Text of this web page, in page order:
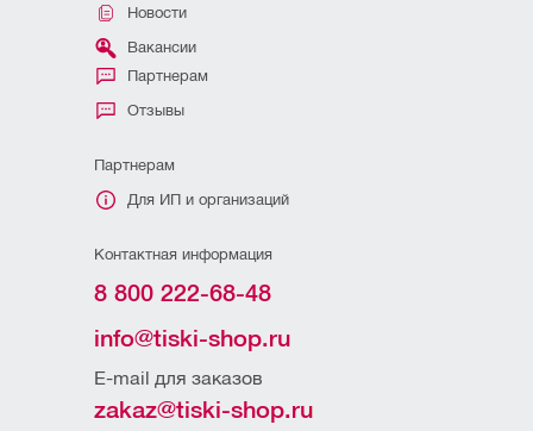
Новости
Вакансии
Партнерам
Отзывы
Партнерам
Для ИП и организаций
Контактная информация
8 800 222-68-48
info@tiski-shop.ru
E-mail для заказов
zakaz@tiski-shop.ru